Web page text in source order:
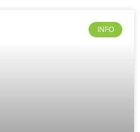
INFO